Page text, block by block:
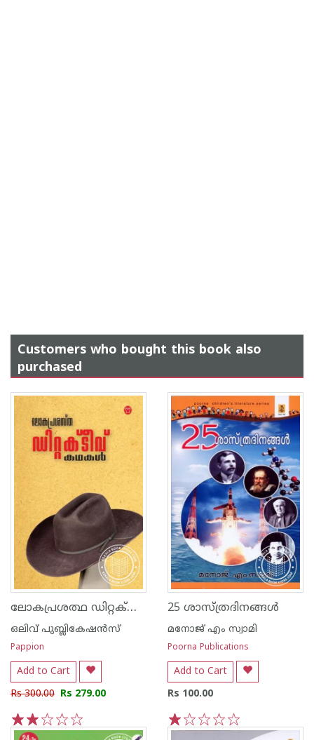
Customers who bought this book also
purchased
ലോകപ്രശത്ഥ ഡിറ്റക്റ്റീവ് കഥകള്‍
ഒലിവ് പുബ്ലികേഷ‌ന്‍സ്
Pappion
Add to Cart
Rs 300.00 Rs 279.00
5
4
3
2
1
25 ശാസ്ത്രദിനങ്ങള്‍
മനോജ് എം സ്വാമി
Poorna Publications
Add to Cart
Rs 100.00
5
4
3
2
1